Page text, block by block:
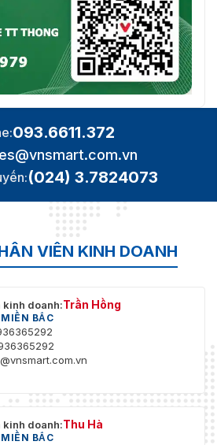
093.6611.372
(024) 3.7824073
VIÊN KINH DOANH
kinh doanh:Trần Hồng
BẮC
kinh doanh:Thu Hà
BẮC